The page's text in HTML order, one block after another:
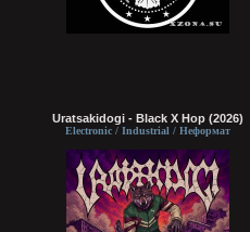
Uratsakidogi - Black X Hop (2026)
Electronic / Industrial / Неформат